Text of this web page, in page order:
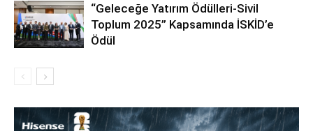
“Geleceğe Yatırım Ödülleri-Sivil
Toplum 2025” Kapsamında İSKİD’e
Ödül